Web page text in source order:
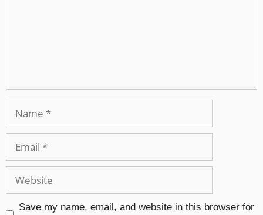
Save my name, email, and website in this browser for